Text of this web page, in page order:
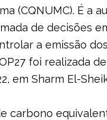
(CQNUMC). É a
de decisões
a emissão
foi realizada
em Sharm El-
carbono